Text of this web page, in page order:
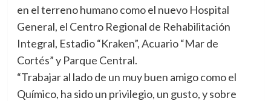
en el terreno humano como el nuevo Hospital
General, el Centro Regional de Rehabilitación
Integral, Estadio “Kraken”, Acuario “Mar de
Cortés” y Parque Central.
“Trabajar al lado de un muy buen amigo como el
Químico, ha sido un privilegio, un gusto, y sobre